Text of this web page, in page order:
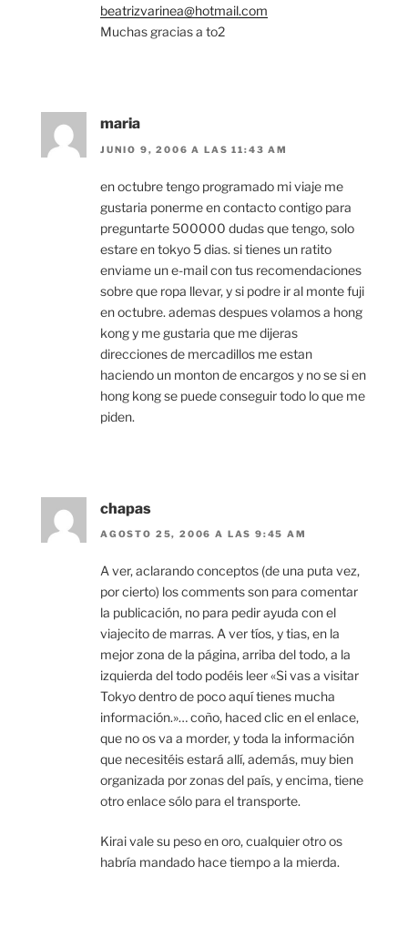
beatrizvarinea@hotmail.com
Muchas gracias a to2
maria
JUNIO 9, 2006 A LAS 11:43 AM
en octubre tengo programado mi viaje me
gustaria ponerme en contacto contigo para
preguntarte 500000 dudas que tengo, solo
estare en tokyo 5 dias. si tienes un ratito
enviame un e-mail con tus recomendaciones
sobre que ropa llevar, y si podre ir al monte fuji
en octubre. ademas despues volamos a hong
kong y me gustaria que me dijeras
direcciones de mercadillos me estan
haciendo un monton de encargos y no se si en
hong kong se puede conseguir todo lo que me
piden.
chapas
AGOSTO 25, 2006 A LAS 9:45 AM
A ver, aclarando conceptos (de una puta vez,
por cierto) los comments son para comentar
la publicación, no para pedir ayuda con el
viajecito de marras. A ver tíos, y tias, en la
mejor zona de la página, arriba del todo, a la
izquierda del todo podéis leer «Si vas a visitar
Tokyo dentro de poco aquí tienes mucha
información.»… coño, haced clic en el enlace,
que no os va a morder, y toda la información
que necesitéis estará allí, además, muy bien
organizada por zonas del país, y encima, tiene
otro enlace sólo para el transporte.
Kirai vale su peso en oro, cualquier otro os
habría mandado hace tiempo a la mierda.